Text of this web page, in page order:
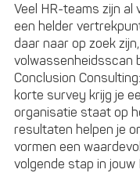
Veel HR-teams zijn al
een helder
daar naar op zoek
volwassenheidsscan
Conclusion
korte survey krijg je
organisatie staat op
resultaten helpen je
vormen een
volgende stap in